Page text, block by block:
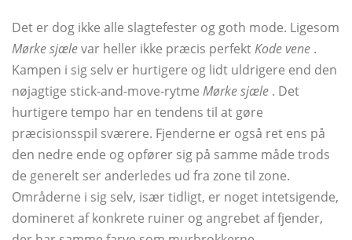
Det er dog ikke alle slagtefester og goth mode. Ligesom
Mørke sjælevar heller ikke præcis perfektKode vene .
Kampen i sig selv er hurtigere og lidt uldrigere end den
nøjagtige stick-and-move-rytme Mørke sjæle . Det
hurtigere tempo har en tendens til at gøre
præcisionsspil sværere. Fjenderne er også ret ens på
den nedre ende og opfører sig på samme måde trods
de generelt ser anderledes ud fra zone til zone.
Områderne i sig selv, især tidligt, er noget intetsigende,
domineret af konkrete ruiner og angrebet af fjender,